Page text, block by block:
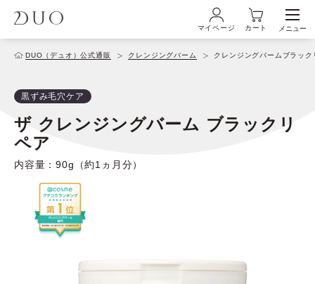
ログイン・新規会員登録
初めての方へ
ブランド
マイページ カート メニュー
DUO（デュオ）公式通販 クレンジングバーム クレンジングバームブラック
黒ずみ毛穴ケア
ザ クレンジングバーム ブラックリ
ペア
内容量：90g（約1ヵ月分）